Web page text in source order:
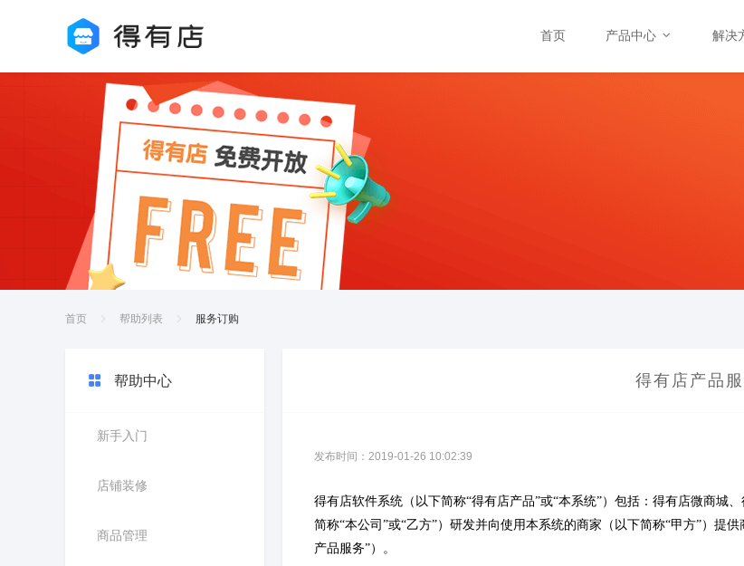
首页 产品中心 解决
首页 帮助列表 服务订购
帮助中心
新手入门
店铺装修
商品管理
得有店产品
发布时间：2019-01-26 10:02:39
得有店软件系统（以下简称“得有店产品”或“本系统”）包括：得有店微商城
简称“本公司”或“乙方”）研发并向使用本系统的商家（以下简称“甲方”）提
产品服务”）。